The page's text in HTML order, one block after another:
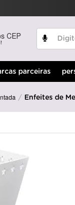
CEP
parceiras
Enfeites de